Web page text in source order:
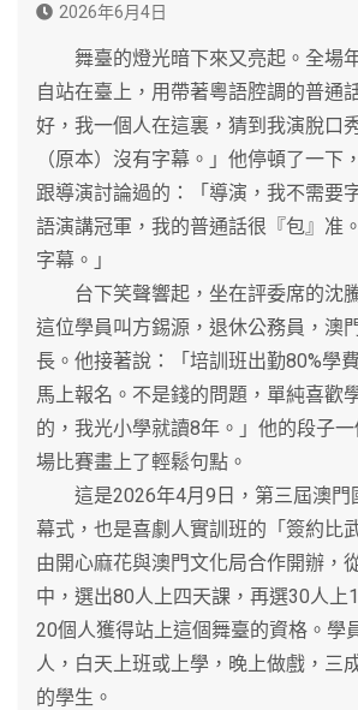
2026年6月4日
舞臺的燈光暗下來又亮起。全場
自站在臺上，用帶著粵語腔調的普通
好，我一個人在這裏，猜到我演脫口
（原本）沒有字幕。」他停頓了一下
跟導演討論過的：「導演，我不需要
語演講冠軍，我的普通話很『包』准
字幕。」
台下笑聲響起，坐在評委席的沈騰
這位學員叫方錫源，退休公務員，澳
長。他接著說：「培訓班出勤80%學
馬上報名。不是錢的問題，單純喜歡
的，我光小學就讀8年。」他的段子
場比賽畫上了輕鬆句點。
這是2026年4月9日，第三屆澳門
幕式，也是喜劇人實訓班的「簽約比
由開心麻花與澳門文化局合作開辦，
中，選出80人上四天課，再選30人上
20個人獲得站上這個舞臺的資格。學
人，白天上班或上學，晚上做戲，三
的學生。